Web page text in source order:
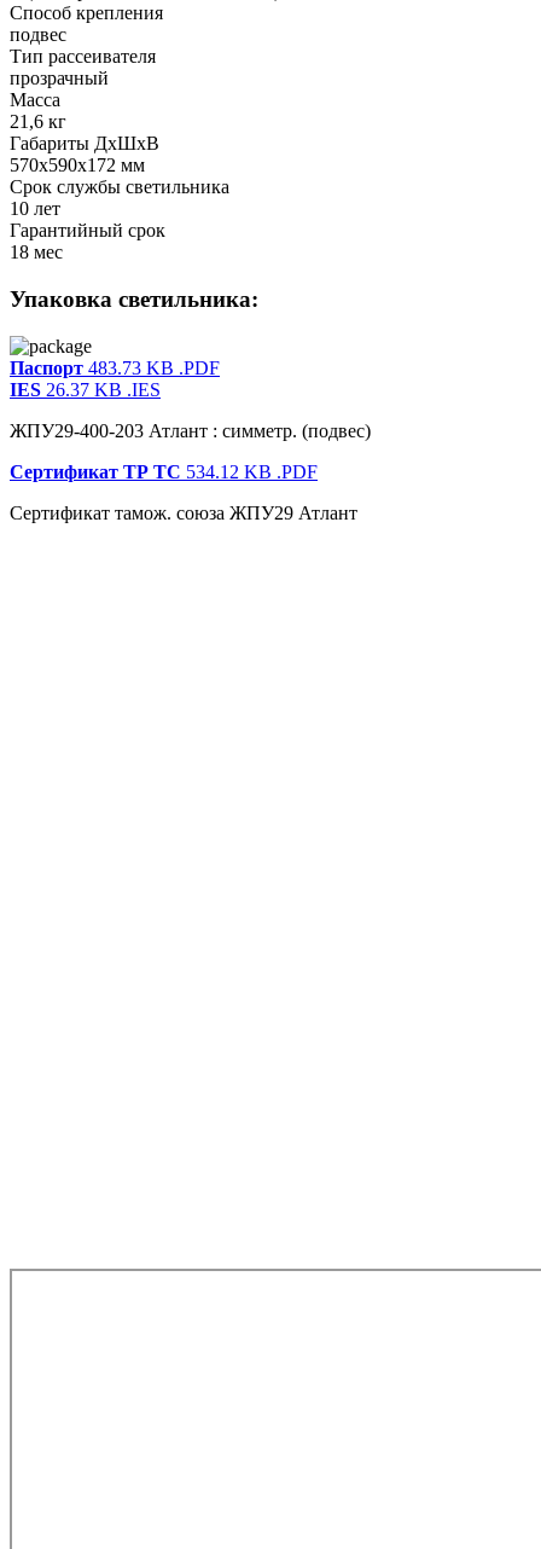
Способ крепления
подвес
Тип рассеивателя
прозрачный
Масса
21,6 кг
Габариты ДхШхВ
570x590x172 мм
Срок службы светильника
10 лет
Гарантийный срок
18 мес
Упаковка светильника:
Паспорт 483.73 KB .PDF
IES 26.37 KB .IES
ЖПУ29-400-203 Атлант : симметр. (подвес)
Сертификат ТР ТС 534.12 KB .PDF
Сертификат тамож. союза ЖПУ29 Атлант